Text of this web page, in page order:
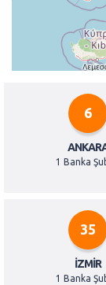
6
1 Banka
35
İZMIR
1 Banka